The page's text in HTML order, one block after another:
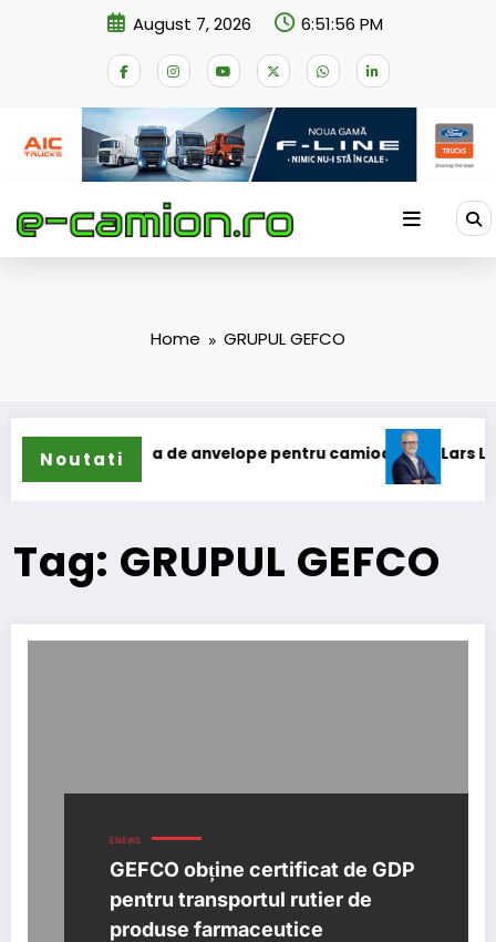
August 7, 2026 6:51:57 PM
Home GRUPUL GEFCO
Noutati
gama de anvelope pentru camioane Lars
Tag: GRUPUL GEFCO
ENEWS
GEFCO obține certificat de GDP
pentru transportul rutier de
produse farmaceutice